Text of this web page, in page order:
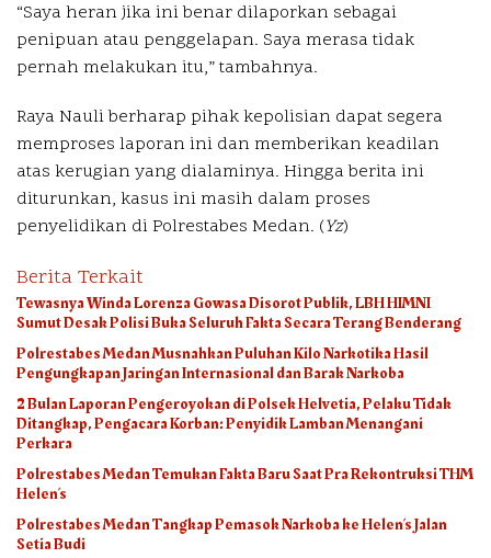
“Saya heran jika ini benar dilaporkan sebagai
penipuan atau penggelapan. Saya merasa tidak
pernah melakukan itu,” tambahnya.
Raya Nauli berharap pihak kepolisian dapat segera
memproses laporan ini dan memberikan keadilan
atas kerugian yang dialaminya. Hingga berita ini
diturunkan, kasus ini masih dalam proses
penyelidikan di Polrestabes Medan. (Yz)
Berita Terkait
Tewasnya Winda Lorenza Gowasa Disorot Publik, LBH HIMNI
Sumut Desak Polisi Buka Seluruh Fakta Secara Terang Benderang
Polrestabes Medan Musnahkan Puluhan Kilo Narkotika Hasil
Pengungkapan Jaringan Internasional dan Barak Narkoba
2 Bulan Laporan Pengeroyokan di Polsek Helvetia, Pelaku Tidak
Ditangkap, Pengacara Korban: Penyidik Lamban Menangani
Perkara
Polrestabes Medan Temukan Fakta Baru Saat Pra Rekontruksi THM
Helen’s
Polrestabes Medan Tangkap Pemasok Narkoba ke Helen’s Jalan
Setia Budi